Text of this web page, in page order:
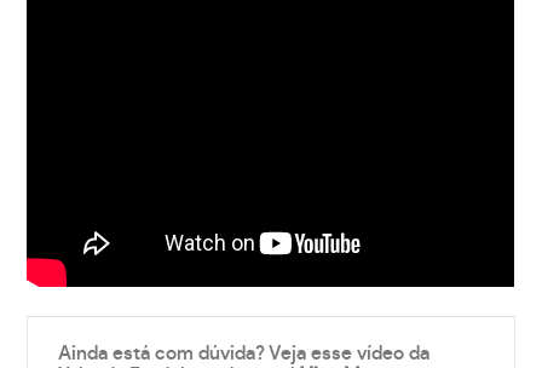
Ainda está com dúvida? Veja esse vídeo da